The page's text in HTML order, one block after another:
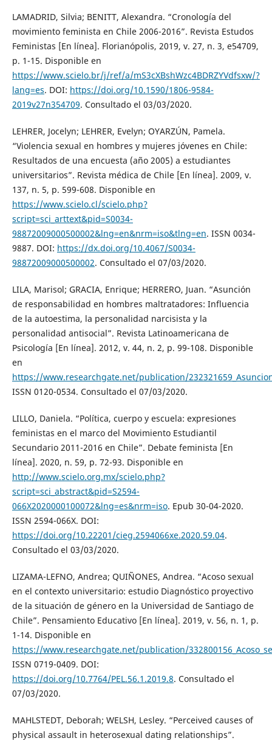
LAMADRID, Silvia; BENITT, Alexandra. “Cronología del
movimiento feminista en Chile 2006-2016”. Revista Estudos
Feministas [En línea]. Florianópolis, 2019, v. 27, n. 3, e54709,
p. 1-15. Disponible en
https://www.scielo.br/j/ref/a/mS3cXBshWzc4BDRZYVdfsxw/?
lang=es. DOI: https://doi.org/10.1590/1806-9584-
2019v27n354709. Consultado el 03/03/2020.
LEHRER, Jocelyn; LEHRER, Evelyn; OYARZÚN, Pamela.
“Violencia sexual en hombres y mujeres jóvenes en Chile:
Resultados de una encuesta (año 2005) a estudiantes
universitarios”. Revista médica de Chile [En línea]. 2009, v.
137, n. 5, p. 599-608. Disponible en
https://www.scielo.cl/scielo.php?
script=sci_arttext&pid=S0034-
98872009000500002&lng=en&nrm=iso&tlng=en. ISSN 0034-
9887. DOI: https://dx.doi.org/10.4067/S0034-
98872009000500002. Consultado el 07/03/2020.
LILA, Marisol; GRACIA, Enrique; HERRERO, Juan. “Asunción
de responsabilidad en hombres maltratadores: Influencia
de la autoestima, la personalidad narcisista y la
personalidad antisocial”. Revista Latinoamericana de
Psicología [En línea]. 2012, v. 44, n. 2, p. 99-108. Disponible
en
https://www.researchgate.net/publication/
ISSN 0120-0534. Consultado el 07/03/2020.
LILLO, Daniela. “Política, cuerpo y escuela: expresiones
feministas en el marco del Movimiento Estudiantil
Secundario 2011-2016 en Chile”. Debate feminista [En
línea]. 2020, n. 59, p. 72-93. Disponible en
http://www.scielo.org.mx/scielo.php?
script=sci_abstract&pid=S2594-
066X2020000100072&lng=es&nrm=iso. Epub 30-04-2020.
ISSN 2594-066X. DOI:
https://doi.org/10.22201/cieg.2594066xe.2020.59.04.
Consultado el 03/03/2020.
LIZAMA-LEFNO, Andrea; QUIÑONES, Andrea. “Acoso sexual
en el contexto universitario: estudio Diagnóstico proyectivo
de la situación de género en la Universidad de Santiago de
Chile”. Pensamiento Educativo [En línea]. 2019, v. 56, n. 1, p.
1-14. Disponible en
https://www.researchgate.net/publication/
ISSN 0719-0409. DOI:
https://doi.org/10.7764/PEL.56.1.2019.8. Consultado el
07/03/2020.
MAHLSTEDT, Deborah; WELSH, Lesley. “Perceived causes of
physical assault in heterosexual dating relationships”.